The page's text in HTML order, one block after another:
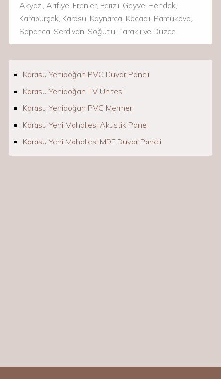
Akyazı, Arifiye, Erenler, Ferizli, Geyve, Hendek,
Karapürçek, Karasu, Kaynarca, Kocaali, Pamukova,
Sapanca, Serdivan, Söğütlü, Taraklı ve Düzce.
Karasu Yenidoğan PVC Duvar Paneli
Karasu Yenidoğan TV Ünitesi
Karasu Yenidoğan PVC Mermer
Karasu Yeni Mahallesi Akustik Panel
Karasu Yeni Mahallesi MDF Duvar Paneli